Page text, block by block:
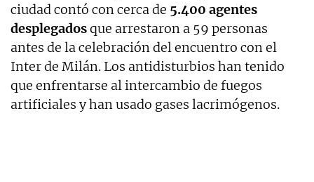
ciudad contó con cerca de 5.400 agentes
desplegadosque arrestaron a 59 personas
antes de la celebración del encuentro con el
Inter de Milán. Los antidisturbios han tenido
que enfrentarse al intercambio de fuegos
artificiales y han usado gases lacrimógenos.